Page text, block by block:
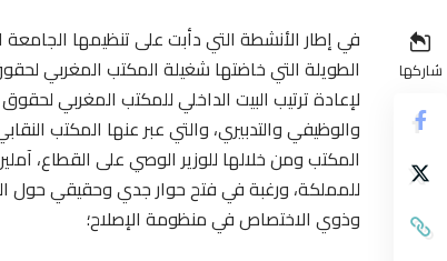
شاركها
في إطار الأنشطة التي دأبت على تنظيمها الجامعة
الطويلة التي خاضتها شغيلة المكتب المغربي
لإعادة ترتيب البيت الداخلي للمكتب المغربي
والوظيفي والتدبيري، والتي عبر عنها المكتب
المكتب ومن خلالها للوزير الوصي على القطاع،
للمملكة، ورغبة في فتح حوار جدي وحقيقي حول
وذوي الاختصاص في منظومة الإصلاح؛